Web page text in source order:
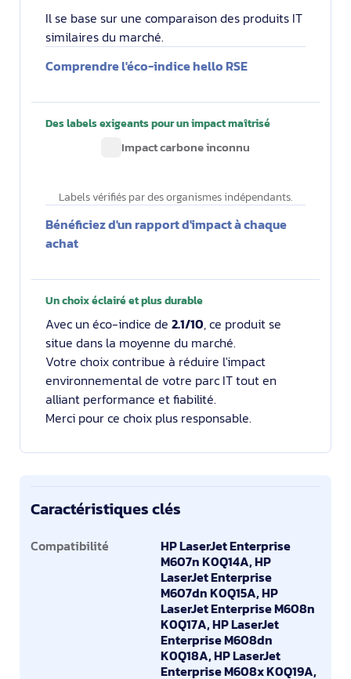
Il se base sur une comparaison des produits IT
similaires du marché.
Comprendre l'éco-indice hello RSE
Des labels exigeants pour un impact maîtrisé
Impact carbone inconnu
Labels vérifiés par des organismes indépendants.
Bénéficiez d'un rapport d'impact à chaque
achat
Un choix éclairé et plus durable
Avec un éco-indice de 2.1/10, ce produit se
situe dans la moyenne du marché.
Votre choix contribue à réduire l'impact
environnemental de votre parc IT tout en
alliant performance et fiabilité.
Merci pour ce choix plus responsable.
Caractéristiques clés
Caractéristiques clés
Compatibilité
HP LaserJet Enterprise
M607n K0Q14A, HP
LaserJet Enterprise
M607dn K0Q15A, HP
LaserJet Enterprise M608n
K0Q17A, HP LaserJet
Enterprise M608dn
K0Q18A, HP LaserJet
Enterprise M608x K0Q19A,